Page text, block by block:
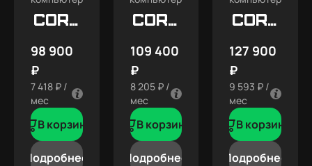
Core
98 900
₽
7 418 ₽ /
мес
В корзину
Подробнее
Core
109 400
₽
8 205 ₽ /
мес
В корзину
Подробнее
Core
127 900
₽
9 593 ₽ /
мес
В корзину
Подробнее